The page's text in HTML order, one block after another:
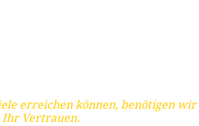
erreichen können, benötigen wir
Ihr Vertrauen.